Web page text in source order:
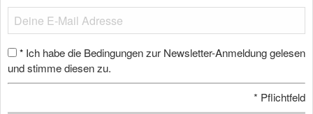
* Ich habe die Bedingungen zur Newsletter-Anmeldung gelesen
und stimme diesen zu.
* Pflichtfeld